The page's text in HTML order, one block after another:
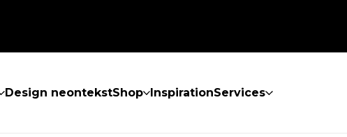
Design neontekstShop InspirationServices